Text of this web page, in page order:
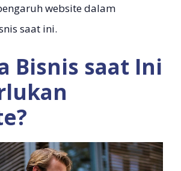
website dalam
saat ini.
Bisnis saat Ini